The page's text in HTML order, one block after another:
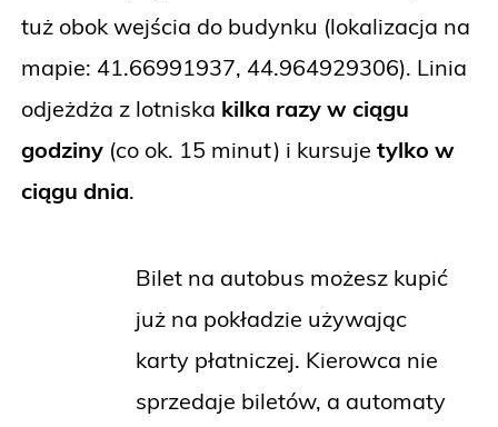
tuż obok wejścia do budynku (lokalizacja na
mapie: 41.66991937, 44.964929306). Linia
odjeżdża z lotniska kilka razy w ciągu
godziny (co ok. 15 minut) i kursuje tylko w
ciągu dnia.
Bilet na autobus możesz kupić
już na pokładzie używając
karty płatniczej. Kierowca nie
sprzedaje biletów, a automaty